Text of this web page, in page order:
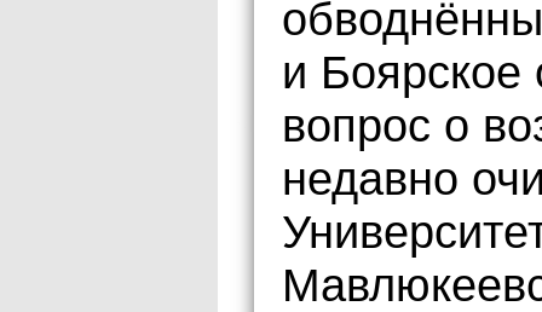
и Боярское
вопрос о
недавно